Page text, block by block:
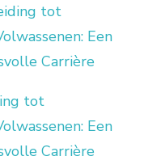
tot
Een
Carrière
tot
Een
Carrière